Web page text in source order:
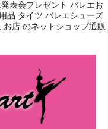
表会プレゼント バレエお
品 タイツ バレエシューズ
店 のネットショップ通販